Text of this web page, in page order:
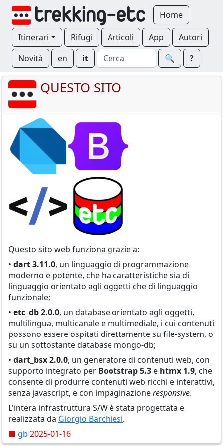
Home
Itinerari Rifugi Articoli App
Autori
Novità
en it 🔍︎ ?
QUESTO SITO
Questo sito web funziona grazie a:
• dart 3.11.0, un linguaggio di programmazione
moderno e potente, che ha caratteristiche sia di
linguaggio orientato agli oggetti che di linguaggio
funzionale;
• etc_db 2.0.0, un database orientato agli oggetti,
multilingua, multicanale e multimediale, i cui contenuti
possono essere ospitati direttamente su file-system, o
su un sottostante database mongo-db;
• dart_bsx 2.0.0, un generatore di contenuti web, con
supporto integrato per Bootstrap 5.3 e htmx 1.9, che
consente di produrre contenuti web ricchi e interattivi,
senza javascript, e con impaginazioneresponsive.
L'intera infrastruttura S/W è stata progettata e
realizzata da Giorgio Barchiesi.
■ gb 2025-01-16